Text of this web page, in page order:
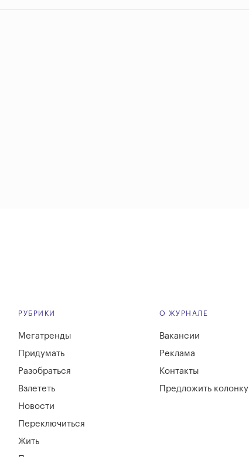
РУБРИКИ
Мегатренды
Придумать
Разобраться
Взлететь
Новости
Переключиться
Жить
О ЖУРНАЛЕ
Вакансии
Реклама
Контакты
Предложить колонку